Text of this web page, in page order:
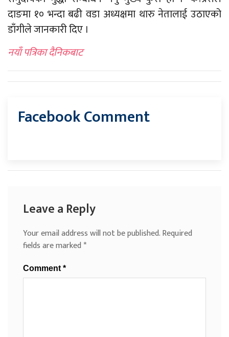
दाङमा १० भन्दा बढी वडा अध्यक्षमा थारु नेतालाई उठाएको
डाँगीले जानकारी दिए ।
नयाँ पत्रिका दैनिकबाट
Facebook Comment
Leave a Reply
Your email address will not be published.Required
fields are marked*
Comment *